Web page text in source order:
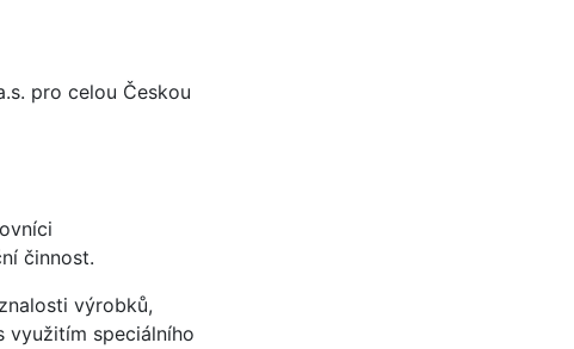
pro celou Českou
činnost.
výrobků,
využitím speciálního